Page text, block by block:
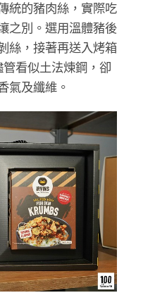
統的豬肉絲，實際吃
之別。選用溫體豬後
絲，接著再送入烤箱
看似土法煉鋼，卻
氣及纖維。